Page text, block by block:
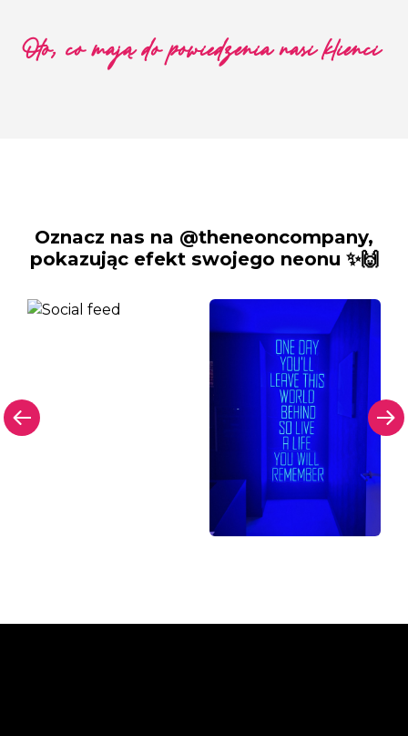
Oto, co mają do powiedzenia nasi klienci
Oznacz nas na @theneoncompany,
pokazując efekt swojego neonu ✨🙌